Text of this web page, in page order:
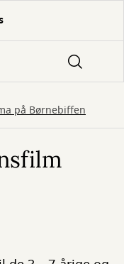
på Børnebiffen